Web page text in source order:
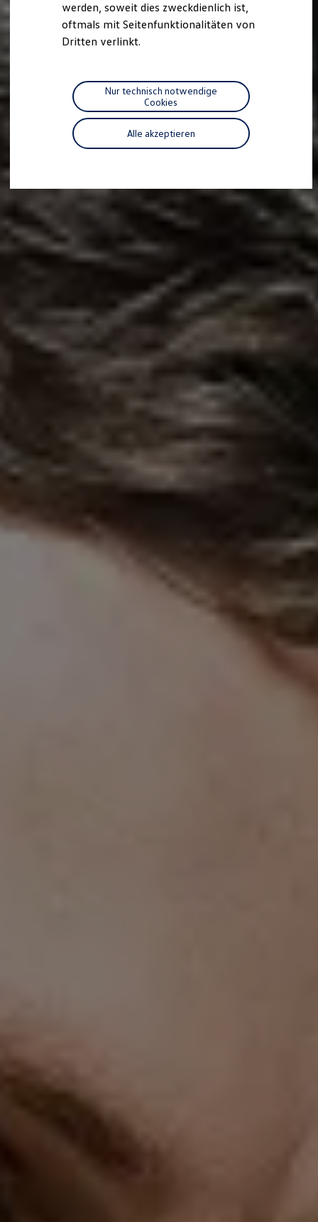
Volkswagen Teile
Zubehör
Modellspezifisches Zubehör
Individualisieren
Wallbox und Ladekabel
Digitale Extras
Dienste für Ihr Modell finden
Volkswagen Apps, Login und Shop
Handy und Fahrzeug verbinden
Vorgängermodelle
Kundeninformationen
Volkswagen Kundenbetreuung
Warn- und Kontrollleuchten
Assistenzsysteme
Digitale Betriebsanleitung
Live Beratung
Transport
Familie
Volkswagen R
Pannen- und Unfallhilfe
Volkswagen Kundenbetreuung
werden, soweit dies zweckdienlich ist,
oftmals mit Seitenfunktionalitäten von
Dritten verlinkt.
Alle akzeptieren
Nur technisch notwendige
Cookies